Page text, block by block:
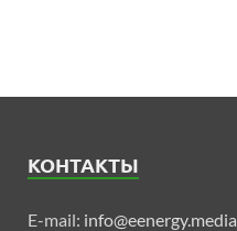
КОНТАКТЫ
E-mail: info@eenergy.media